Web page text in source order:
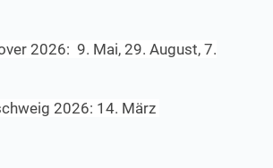
2026: 9. Mai, 29. August, 7.
2026: 14. März